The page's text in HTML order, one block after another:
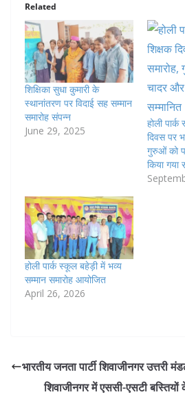
Related
शिक्षिका सुधा कुमारी के
स्थानांतरण पर विदाई सह सम्मान
समारोह संपन्न
June 29, 2025
होली
दिवस पर
गुरुओं को
किया गया
होली पार्क स्कूल बहेड़ी में भव्य
सम्मान समारोह आयोजित
April 26, 2026
भारतीय जनता पार्टी शिवाजीनगर
शिवाजीनगर में एससी-एसटी बस्तियों